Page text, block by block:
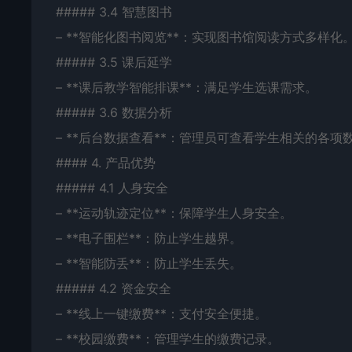
##### 3.4 智慧图书
– **智能化图书阅览**：实现图书馆阅读方式多样化。
##### 3.5 课后延学
– **课后教学智能排课**：满足学生选课需求。
##### 3.6 数据分析
– **后台数据查看**：管理员可查看学生相关的各项数
#### 4. 产品优势
##### 4.1 人身安全
– **运动轨迹定位**：保障学生人身安全。
– **电子围栏**：防止学生越界。
– **智能防丢**：防止学生丢失。
##### 4.2 资金安全
– **线上一键缴费**：支付安全便捷。
– **校园缴费**：管理学生的缴费记录。